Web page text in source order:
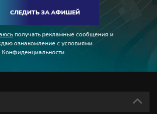
СЛЕДИТЬ ЗА АФИШЕЙ
получать рекламные сообщения и
ознакомление с условиями
Конфиденциальности